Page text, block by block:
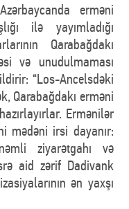
erməni
ilə yayımladığı
Qarabağdakı
və unudulmaması
“Los-Ancelsdəki
Qarabağdakı erməni
Ermənilər
mədəni irsi dayanır:
ziyarətgahı və
aid zərif Dadivank
ən yaxşı